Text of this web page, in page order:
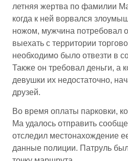
летняя жертва по фамилии
когда к ней ворвался
ножом, мужчина потребовал
выехать с территории
необходимо было отвезти в
Также он требовал деньги, а
девушки их недостаточно,
друзей.
Во время оплаты парковки,
Ма удалось отправить
отследил местонахождение
данные полиции. Патруль